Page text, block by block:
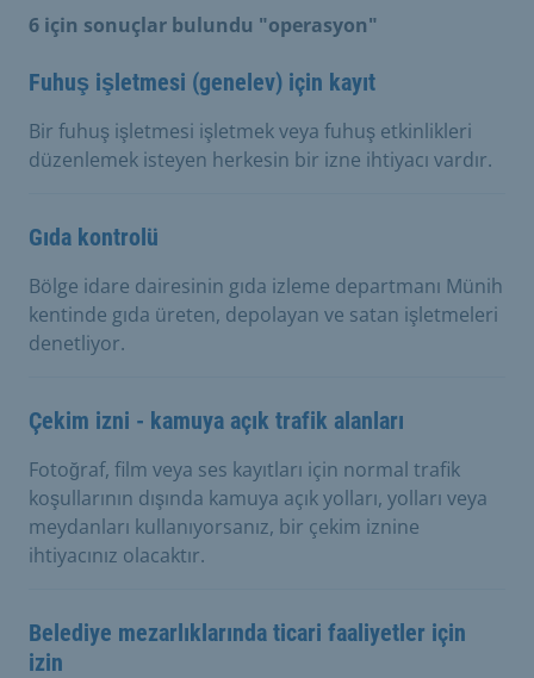
6 için sonuçlar bulundu "operasyon"
Fuhuş işletmesi (genelev) için kayıt
Bir fuhuş işletmesi işletmek veya fuhuş etkinlikleri
düzenlemek isteyen herkesin bir izne ihtiyacı vardır.
Gıda kontrolü
Bölge idare dairesinin gıda izleme departmanı Münih
kentinde gıda üreten, depolayan ve satan işletmeleri
denetliyor.
Çekim izni - kamuya açık trafik alanları
Fotoğraf, film veya ses kayıtları için normal trafik
koşullarının dışında kamuya açık yolları, yolları veya
meydanları kullanıyorsanız, bir çekim iznine
ihtiyacınız olacaktır.
Belediye mezarlıklarında ticari faaliyetler için
izin